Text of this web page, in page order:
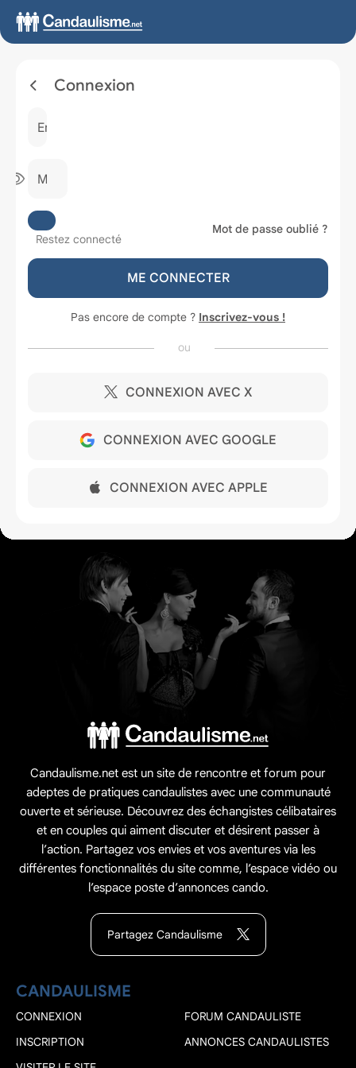
Connexion
Email ou mobile
Mot de passe
Restez connecté
Mot de passe oublié ?
ME CONNECTER
Pas encore de compte ? Inscrivez-vous !
ou
CONNEXION AVEC X
CONNEXION AVEC GOOGLE
CONNEXION AVEC APPLE
Candaulisme.net est un site de rencontre et forum pour
adeptes de pratiques candaulistes avec une communauté
ouverte et sérieuse. Découvrez des échangistes célibataires
et en couples qui aiment discuter et désirent passer à
l’action. Partagez vos envies et vos aventures via les
différentes fonctionnalités du site comme, l’espace vidéo ou
l’espace poste d’annonces cando.
Partagez Candaulisme
CANDAULISME
CONNEXION
INSCRIPTION
FORUM CANDAULISTE
ANNONCES CANDAULISTES